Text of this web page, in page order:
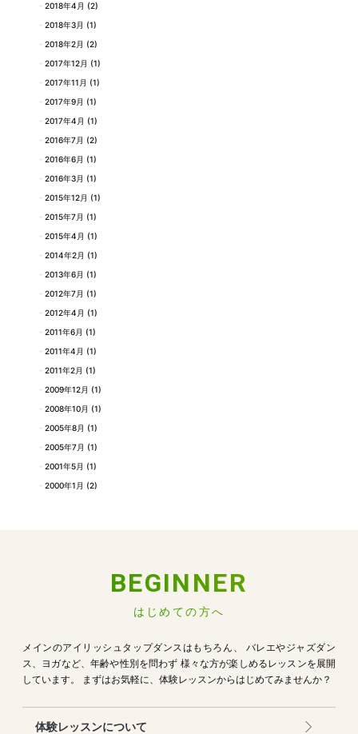
2018年4月 (2)
2018年3月 (1)
2018年2月 (2)
2017年12月 (1)
2017年11月 (1)
2017年9月 (1)
2017年4月 (1)
2016年7月 (2)
2016年6月 (1)
2016年3月 (1)
2015年12月 (1)
2015年7月 (1)
2015年4月 (1)
2014年2月 (1)
2013年6月 (1)
2012年7月 (1)
2012年4月 (1)
2011年6月 (1)
2011年4月 (1)
2011年2月 (1)
2009年12月 (1)
2008年10月 (1)
2005年8月 (1)
2005年7月 (1)
2001年5月 (1)
2000年1月 (2)
BEGINNER
はじめての方へ
メインのアイリッシュタップダンスはもちろん、
バレエやジャズダン
ス、ヨガなど、年齢や性別を問わず 様々な方が楽しめるレッスンを展開
しています。
まずはお気軽に、体験レッスンからはじめてみませんか？
体験レッスンについて